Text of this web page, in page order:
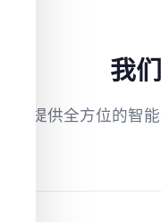
我
提供全方位的智